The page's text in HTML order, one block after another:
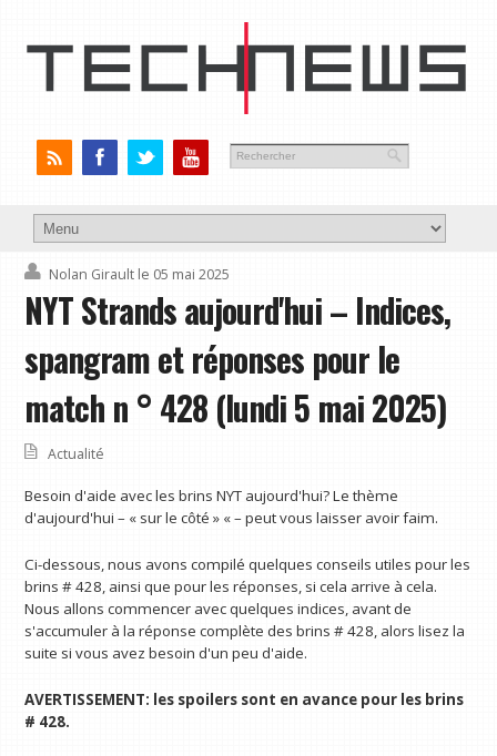
Nolan Girault le 05 mai 2025
NYT Strands aujourd'hui – Indices,
spangram et réponses pour le
match n ° 428 (lundi 5 mai 2025)
Actualité
Besoin d'aide avec les brins NYT aujourd'hui? Le thème
d'aujourd'hui – « sur le côté » « – peut vous laisser avoir faim.
Ci-dessous, nous avons compilé quelques conseils utiles pour les
brins # 428, ainsi que pour les réponses, si cela arrive à cela.
Nous allons commencer avec quelques indices, avant de
s'accumuler à la réponse complète des brins # 428, alors lisez la
suite si vous avez besoin d'un peu d'aide.
AVERTISSEMENT: les spoilers sont en avance pour les brins
# 428.